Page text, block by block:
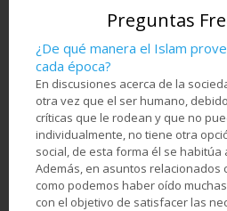
Preguntas
¿De qué manera el Islam
cada época?
En discusiones acerca de la
otra vez que el ser humano,
críticas que le rodean y que no
individualmente, no tiene otra
social, de esta forma él se habitúa
Además, en asuntos relacionados
como podemos haber oído
con el objetivo de satisfacer las